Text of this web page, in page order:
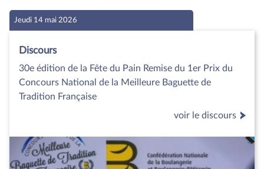
Jeudi 14 mai 2026
Discours
30e édition de la Fête du Pain Remise du 1er Prix du
Concours National de la Meilleure Baguette de
Tradition Française
voir le discours